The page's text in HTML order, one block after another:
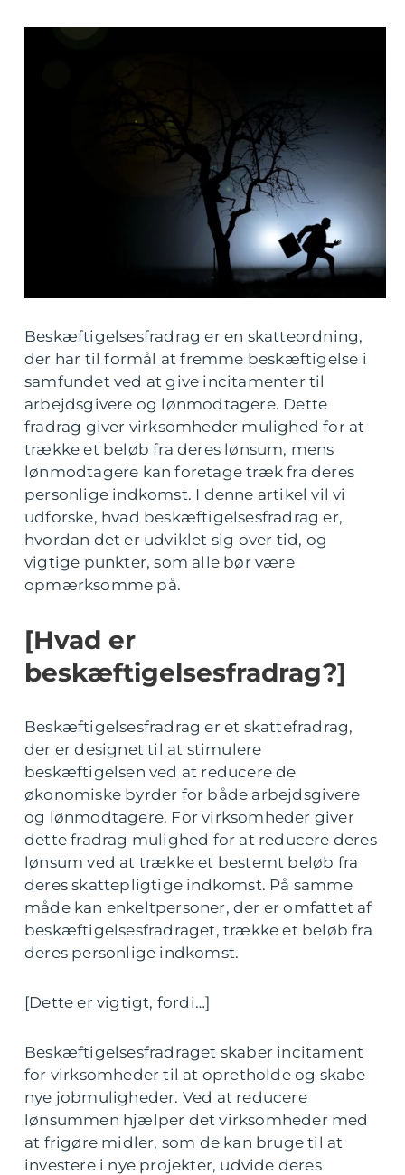
Beskæftigelsesfradrag er en skatteordning,
der har til formål at fremme beskæftigelse i
samfundet ved at give incitamenter til
arbejdsgivere og lønmodtagere. Dette
fradrag giver virksomheder mulighed for at
trække et beløb fra deres lønsum, mens
lønmodtagere kan foretage træk fra deres
personlige indkomst. I denne artikel vil vi
udforske, hvad beskæftigelsesfradrag er,
hvordan det er udviklet sig over tid, og
vigtige punkter, som alle bør være
opmærksomme på.
[Hvad er
beskæftigelsesfradrag?]
Beskæftigelsesfradrag er et skattefradrag,
der er designet til at stimulere
beskæftigelsen ved at reducere de
økonomiske byrder for både arbejdsgivere
og lønmodtagere. For virksomheder giver
dette fradrag mulighed for at reducere deres
lønsum ved at trække et bestemt beløb fra
deres skattepligtige indkomst. På samme
måde kan enkeltpersoner, der er omfattet af
beskæftigelsesfradraget, trække et beløb fra
deres personlige indkomst.
[Dette er vigtigt, fordi…]
Beskæftigelsesfradraget skaber incitament
for virksomheder til at opretholde og skabe
nye jobmuligheder. Ved at reducere
lønsummen hjælper det virksomheder med
at frigøre midler, som de kan bruge til at
investere i nye projekter, udvide deres